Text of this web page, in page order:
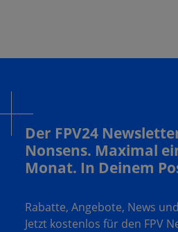
Der FPV24
Nonsens. Maximal
Monat. In Deinem
Rabatte, Angebote, News
Jetzt kostenlos für den FPV